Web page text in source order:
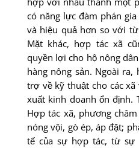
có năng lực đàm phán
và hiệu quả hơn so với
Mặt khác, hợp tác xã
quyền lợi cho hộ nông
hàng nông sản. Ngoài
trợ về kỹ thuật cho các
xuất kinh doanh ổn định.
Hợp tác xã, phương
nóng vội, gò ép, áp đặt;
tế của sự hợp tác, từ sự